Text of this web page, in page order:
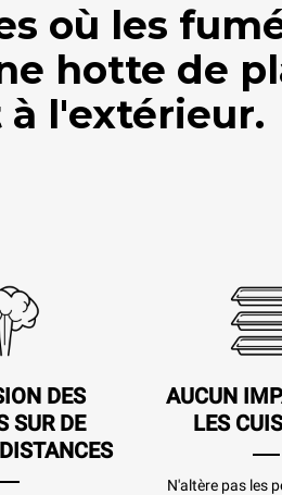
où les
hotte de
l'extérieur.
DES
SUR DE
AUCUN
LES
N'altère pas les